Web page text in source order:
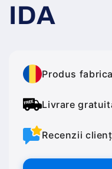
IDA
Produs
Livrare
Recenzii